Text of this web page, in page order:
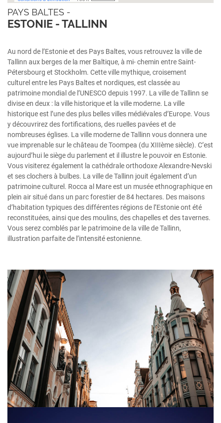
PAYS BALTES -
ESTONIE - TALLINN
Au nord de l’Estonie et des Pays Baltes, vous retrouvez la ville de
Tallinn aux berges de la mer Baltique, à mi- chemin entre Saint-
Pétersbourg et Stockholm. Cette ville mythique, croisement
culturel entre les Pays Baltes et nordiques, est classée au
patrimoine mondial de l’UNESCO depuis 1997. La ville de Tallinn se
divise en deux : la ville historique et la ville moderne. La ville
historique est l’une des plus belles villes médiévales d’Europe. Vous
y découvrirez des fortifications, des ruelles pavées et de
nombreuses églises. La ville moderne de Tallinn vous donnera une
vue imprenable sur le château de Toompea (du XIIIème siècle). C’est
aujourd’hui le siège du parlement et il illustre le pouvoir en Estonie.
Vous visiterez également la cathédrale orthodoxe Alexandre-Nevski
et ses clochers à bulbes. La ville de Tallinn jouit également d’un
patrimoine culturel. Rocca al Mare est un musée ethnographique en
plein air situé dans un parc forestier de 84 hectares. Des maisons
d’habitation typiques des différentes régions de l’Estonie ont été
reconstituées, ainsi que des moulins, des chapelles et des tavernes.
Vous serez comblés par le patrimoine de la ville de Tallinn,
illustration parfaite de l’intensité estonienne.